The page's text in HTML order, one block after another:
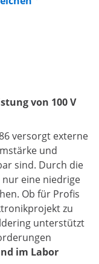
von 100 V
versorgt externe
und
sind. Durch die
eine niedrige
Ob für Profis
zu
unterstützt
im Labor